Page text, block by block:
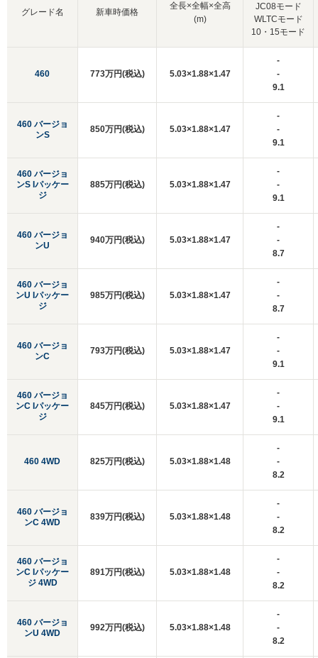
グレード名
460
460 バージョ
ンS
460 バージョ
ンS Iパッケー
ジ
460 バージョ
ンU
460 バージョ
ンU Iパッケー
ジ
460 バージョ
ンC
460 バージョ
ンC Iパッケー
ジ
460 4WD
460 バージョ
ンC 4WD
460 バージョ
ンC Iパッケー
ジ 4WD
460 バージョ
ンU 4WD
新車時価格
全長×全幅×全高
(m)
JC08モード
WLTCモード
10・15モード
773万円(税込) 5.03×1.88×1.47
-
-
9.1
850万円(税込) 5.03×1.88×1.47
-
-
9.1
885万円(税込) 5.03×1.88×1.47
-
-
9.1
940万円(税込) 5.03×1.88×1.47
-
-
8.7
985万円(税込) 5.03×1.88×1.47
-
-
8.7
793万円(税込) 5.03×1.88×1.47
-
-
9.1
845万円(税込) 5.03×1.88×1.47
-
-
9.1
825万円(税込) 5.03×1.88×1.48
-
-
8.2
839万円(税込) 5.03×1.88×1.48
-
-
8.2
891万円(税込) 5.03×1.88×1.48
-
-
8.2
992万円(税込) 5.03×1.88×1.48
-
-
8.2